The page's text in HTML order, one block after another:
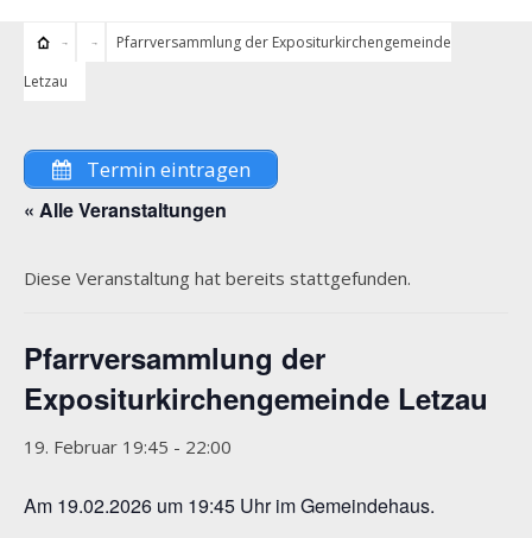
Pfarrversammlung der Expositurkirchengemeinde
Letzau
Termin eintragen
« Alle Veranstaltungen
Diese Veranstaltung hat bereits stattgefunden.
Pfarrversammlung der
Expositurkirchengemeinde Letzau
19. Februar 19:45 - 22:00
Am 19.02.2026 um 19:45 Uhr im Gemeindehaus.